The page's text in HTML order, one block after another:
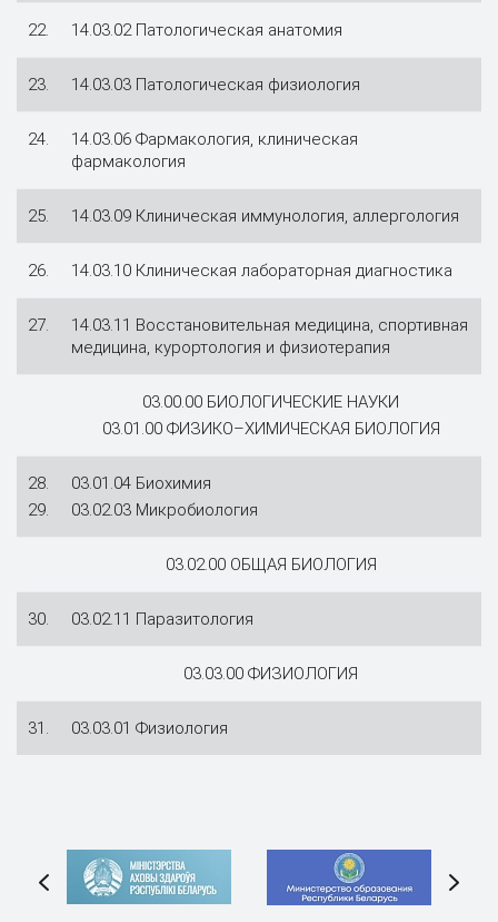
22. 14.03.02 Патологическая анатомия
23. 14.03.03 Патологическая физиология
24.
14.03.06 Фармакология, клиническая
фармакология
25. 14.03.09 Клиническая иммунология, аллергология
26. 14.03.10 Клиническая лабораторная диагностика
27.
14.03.11 Восстановительная медицина, спортивная
медицина, курортология и физиотерапия
03.00.00 БИОЛОГИЧЕСКИЕ НАУКИ
03.01.00 ФИЗИКО–ХИМИЧЕСКАЯ БИОЛОГИЯ
28.
29.
03.01.04 Биохимия
03.02.03 Микробиология
03.02.00 ОБЩАЯ БИОЛОГИЯ
30. 03.02.11 Паразитология
03.03.00 ФИЗИОЛОГИЯ
31. 03.03.01 Физиология